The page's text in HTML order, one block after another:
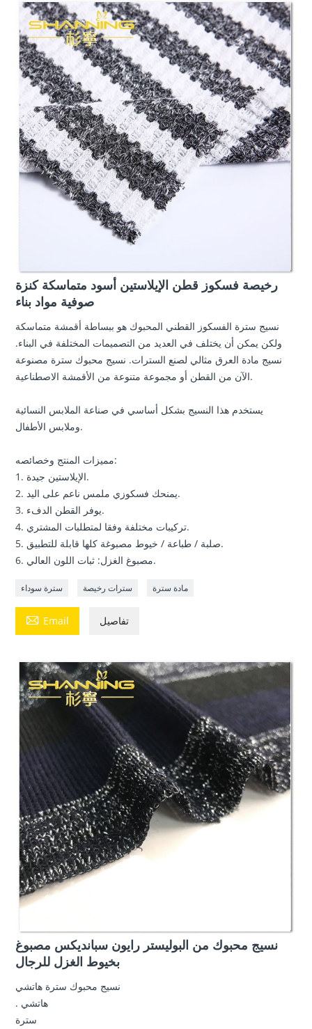
رخيصة فسكوز قطن الإيلاستين أسود متماسكة كنزة
صوفية مواد بناء
نسيج سترة الفسكوز القطني المحبوك هو ببساطة أقمشة متماسكة
ولكن يمكن أن يختلف في العديد من التصميمات المختلفة في البناء.
نسيج مادة العرق مثالي لصنع السترات. نسيج محبوك سترة مصنوعة
الآن من القطن أو مجموعة متنوعة من الأقمشة الاصطناعية.
يستخدم هذا النسيج بشكل أساسي في صناعة الملابس النسائية
وملابس الأطفال.
مميزات المنتج وخصائصه:
1. الإيلاستين جيدة.
2. يمنحك فسكوزي ملمس ناعم على اليد.
3. يوفر القطن الدفء.
4. تركيبات مختلفة وفقا لمتطلبات المشتري.
5. صلبة / طباعة / خيوط مصبوغة كلها قابلة للتطبيق.
6. مصبوغ الغزل: ثبات اللون العالي.
سترة سوداء سترات رخيصة مادة سترة
 Email تفاصيل
نسيج محبوك من البوليستر رايون سبانديكس مصبوغ
بخيوط الغزل للرجال
نسيج محبوك سترة هاتشي
. هاتشي
سترة